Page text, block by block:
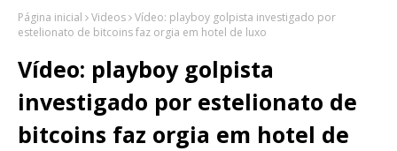
Página inicial Videos Vídeo: playboy golpista investigado por
estelionato de bitcoins faz orgia em hotel de luxo
Vídeo: playboy golpista
investigado por estelionato de
bitcoins faz orgia em hotel de